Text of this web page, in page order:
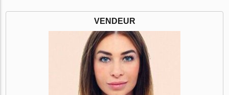
VENDEUR